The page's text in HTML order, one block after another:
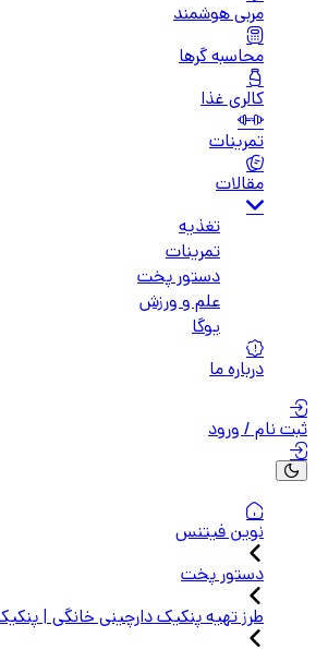
مربی هوشمند
محاسبه گرها
کالری غذا
تمرینات
مقالات
تغذیه
تمرینات
دستور پخت
علم و ورزش
یوگا
درباره ما
ثبت نام / ورود
نوین فیتنس
دستور پخت
طرز تهیه پنکیک دارچینی خانگی |